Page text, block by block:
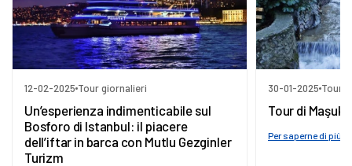
12-02-2025 Tour giornalieri
Un’esperienza indimenticabile sul
Bosforo di Istanbul: il piacere
dell’iftar in barca con Mutlu Gezginler
Turizm
30-01-2025 Tour
Tour di
Per saperne di più